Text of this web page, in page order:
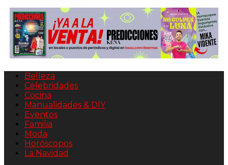
Belleza
Celebridades
Cocina
Manualidades & DIY
Eventos
Familia
Moda
Horóscopos
La Navidad